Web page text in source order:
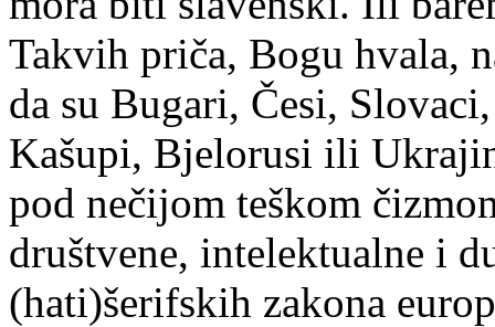
Takvih priča, Bogu hvala,
da su Bugari, Česi,
Kašupi, Bjelorusi ili
pod nečijom teškom
društvene, intelektualne i
(hati)šerifskih zakona